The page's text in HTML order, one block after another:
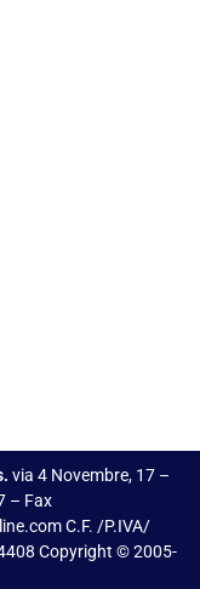
via 4 Novembre, 17 –
– Fax
C.F. /P.IVA/
Copyright © 2005-